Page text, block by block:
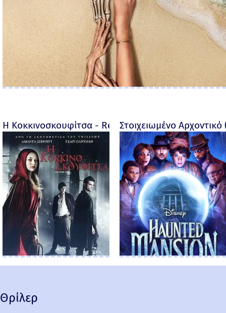
Η Κοκκινοσκουφίτσα - Red Riding Hood - 2011
Στοιχειωμένο
Θρίλερ